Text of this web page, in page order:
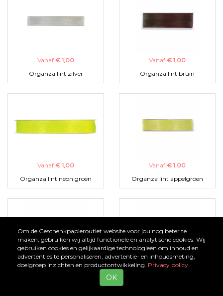
Vanaf € 1,00
Organza lint zilver
Vanaf € 1,00
Organza lint bruin
Vanaf € 1,00
Organza lint neon groen
Vanaf € 1,00
Organza lint appelgroen
Vanaf Vanaf€ 1,00
Om de Geschenkpapieroutlet website voor jou nog beter te
maken, gebruiken wij altijd functionele en analytische cookies. Wij
gebruiken cookies en gelijkaardige technologieën om inhoud en
advertenties te personaliseren, advertentie- en inhoudsmeting,
doelgroep inzichten en productontwikkeling. Privacy policy
OK